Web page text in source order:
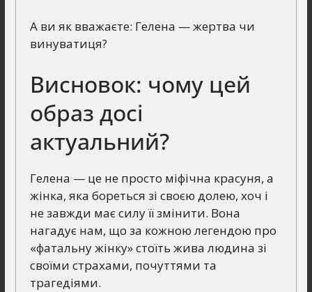
А ви як вважаєте: Гелена — жертва чи
винуватиця?
Висновок: чому цей
образ досі
актуальний?
Гелена — це не просто міфічна красуня, а
жінка, яка бореться зі своєю долею, хоч і
не завжди має силу її змінити. Вона
нагадує нам, що за кожною легендою про
«фатальну жінку» стоїть жива людина зі
своїми страхами, почуттями та
трагедіями.